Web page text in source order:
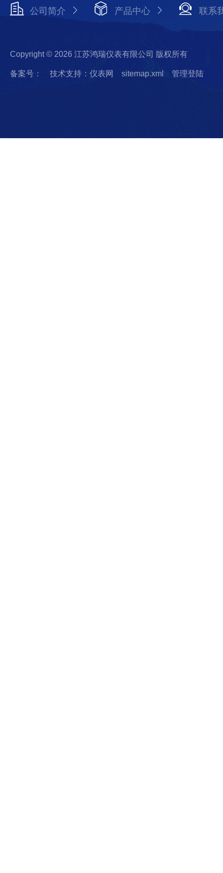
公司简介 产品中心 联系
Copyright © 2026 江苏鸿瑞仪表有限公司 版权所有
备案号： 技术支持：仪表网 sitemap.xml 管理登陆